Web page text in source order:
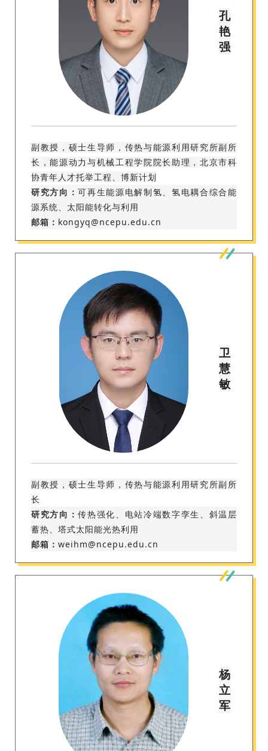
孔
艳
强
副教授，硕士生导师，传热与能源利用研究所副所
长，能源动力与机械工程学院院长助理，北京市科
协青年人才托举工程、博新计划
研究方向：可再生能源电解制氢、氢电耦合综合能
源系统、太阳能转化与利用
邮箱： kongyq@ncepu.edu.cn
卫
慧
敏
副教授，硕士生导师，传热与能源利用研究所副所
长
研究方向：传热强化、电站冷端数字孪生、斜温层
蓄热、塔式太阳能光热利用
邮箱： weihm@ncepu.edu.cn
杨
立
军